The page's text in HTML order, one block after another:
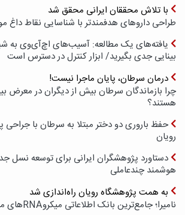
با تلاش محققان ایرانی محقق شد
طراحی داروهای هدفمندتر با شناسایی نقاط داغ
یافته‌های یک مطالعه: آسیب‌های اچ‌آی‌وی به
بینایی جدی بگیرید/ ابزار کنترل در دسترس است
درمان سرطان، پایان ماجرا نیست!
چرا بازماندگان سرطان بیش از دیگران در معرض
هستند؟
حفظ باروری دو دختر مبتلا به سرطان با جراحی
رویان
دستاورد پژوهشگران ایرانی برای توسعه نسل
هوشمند چندعاملی
به همت پژوهشگاه رویان راه‌اندازی شد
نامیرا؛ جامع‌ترین بانک اطلاعاتی میکروRNAهای مرتبط با سرطان